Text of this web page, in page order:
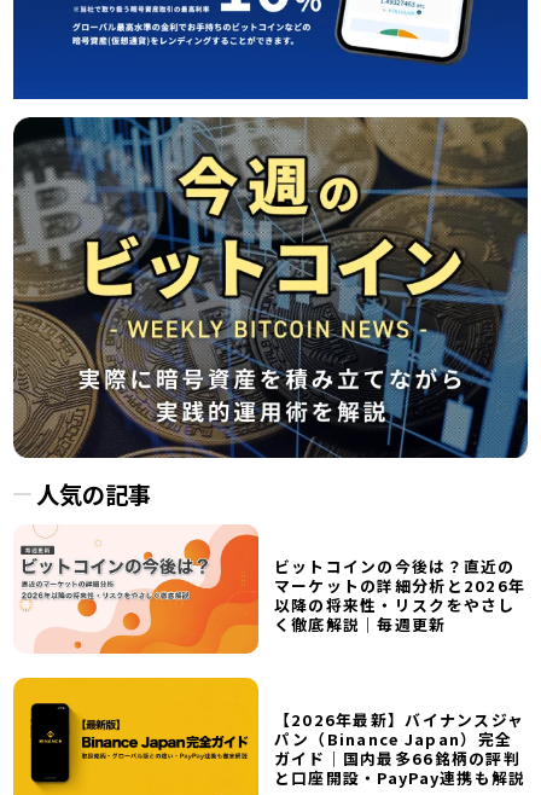
人気の記事
ビットコインの今後は？直近の
マーケットの詳細分析と2026年
以降の将来性・リスクをやさし
く徹底解説｜毎週更新
【2026年最新】バイナンスジャ
パン（Binance Japan）完全
ガイド｜国内最多66銘柄の評判
と口座開設・PayPay連携も解説